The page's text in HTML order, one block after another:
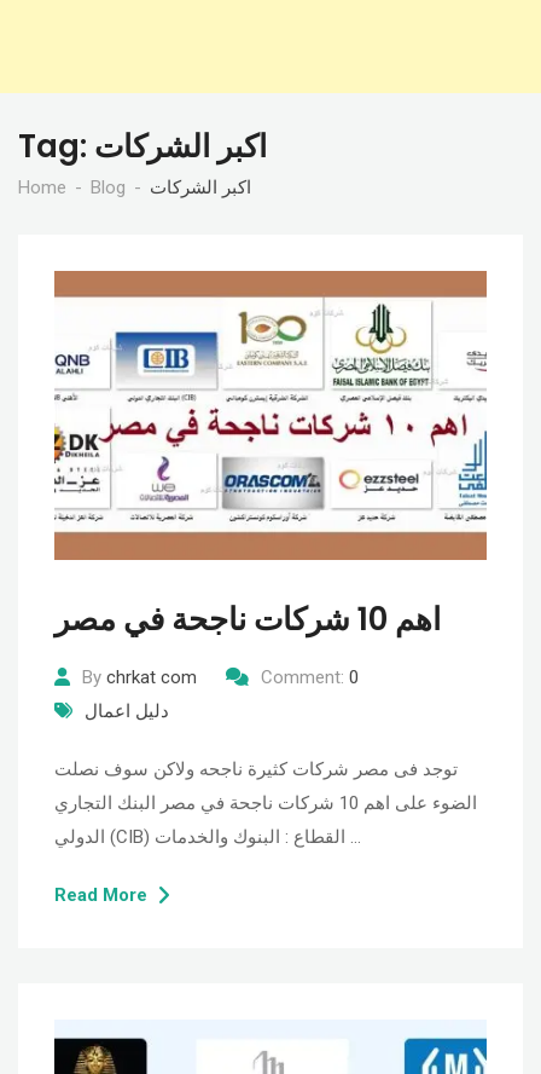
Tag: اكبر الشركات
Home Blog اكبر الشركات
اهم 10 شركات ناجحة في مصر
By chrkat com Comment: 0
دليل اعمال
توجد فى مصر شركات كثيرة ناجحه ولاكن سوف نصلت
الضوء على اهم 10 شركات ناجحة في مصر البنك التجاري
الدولي (CIB) القطاع : البنوك والخدمات …
Read More